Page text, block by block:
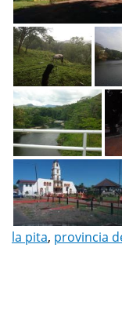
la pita, provincia